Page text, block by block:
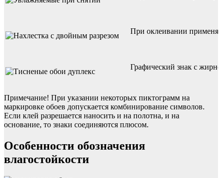
При оклеивании
Графический знак с
Примечание! При указании некоторых пиктограмм на
маркировке обоев допускается комбинирование символов.
Если клей разрешается наносить и на полотна, и на
основание, то знаки соединяются плюсом.
Особенности обозначения
влагостойкости